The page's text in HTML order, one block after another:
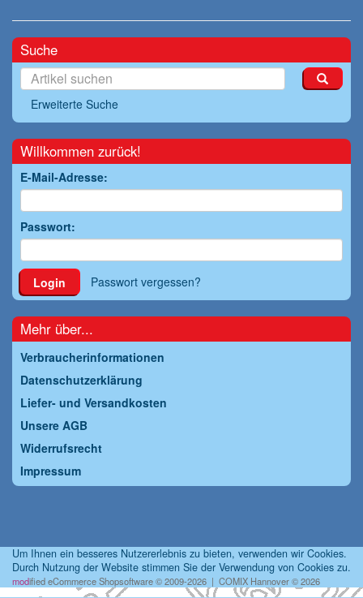
Suche
Erweiterte Suche
Willkommen zurück!
E-Mail-Adresse:
Passwort:
Login Passwort vergessen?
Mehr über...
Verbraucherinformationen
Datenschutzerklärung
Liefer- und Versandkosten
Unsere AGB
Widerrufsrecht
Impressum
Um Ihnen ein besseres Nutzererlebnis zu bieten, verwenden wir Cookies.
Durch Nutzung der Website stimmen Sie der Verwendung von Cookies zu.
modified eCommerce Shopsoftware © 2009-2026 | COMIX Hannover © 2026